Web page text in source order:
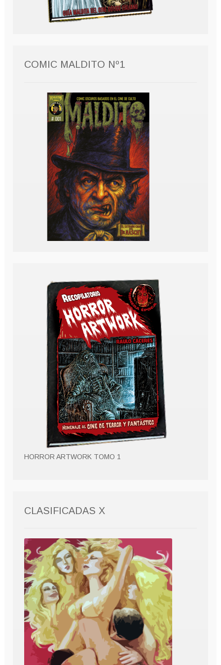
COMIC MALDITO Nº1
HORROR ARTWORK TOMO 1
CLASIFICADAS X